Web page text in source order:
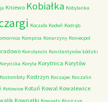
Kniewo Kobiałka Kobylanka
Koczała Kodeń Kodrąb
Kompina Konarzyny Koniecpol
Konstancin Konstantynów Łódzki
Koryciska Koryta Korytnica Korytów
Kostomłoty Kostrzyn Koszajec Koszalin
Kotowice Kotuń Kowal Kowalewice
Kownatki